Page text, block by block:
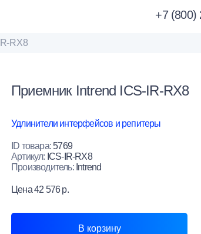
+7 (800)
RX8
Приемник Intrend ICS-IR-RX8
Удлинители интерфейсов и репитеры
ID товара:5769
Артикул: ICS-IR-RX8
Производитель: Intrend
Цена42 576 р.
В корзину